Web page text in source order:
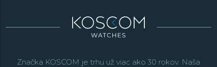
Značka KOSCOM je trhu už viac ako 30 rokov. Naša